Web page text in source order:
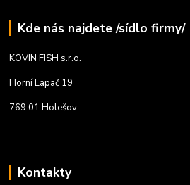
Kde nás najdete /sídlo firmy/
KOVIN FISH s.r.o.
Horní Lapač 19
769 01 Holešov
Kontakty